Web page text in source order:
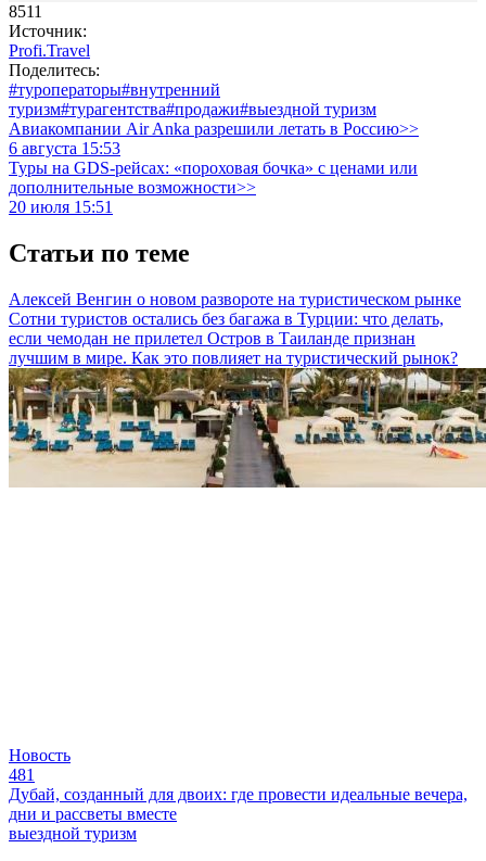
8511
Источник:
Profi.Travel
Поделитесь:
#туроператоры#внутренний
туризм#турагентства#продажи#выездной туризм
Авиакомпании Air Anka разрешили летать в Россию>>
6 августа 15:53
Туры на GDS-рейсах: «пороховая бочка» с ценами или
дополнительные возможности>>
20 июля 15:51
Статьи по теме
Алексей Венгин о новом развороте на туристическом рынке
Сотни туристов остались без багажа в Турции: что делать,
если чемодан не прилетел Остров в Таиланде признан
лучшим в мире. Как это повлияет на туристический рынок?
Новость
481
Дубай, созданный для двоих: где провести идеальные вечера,
дни и рассветы вместе
выездной туризм